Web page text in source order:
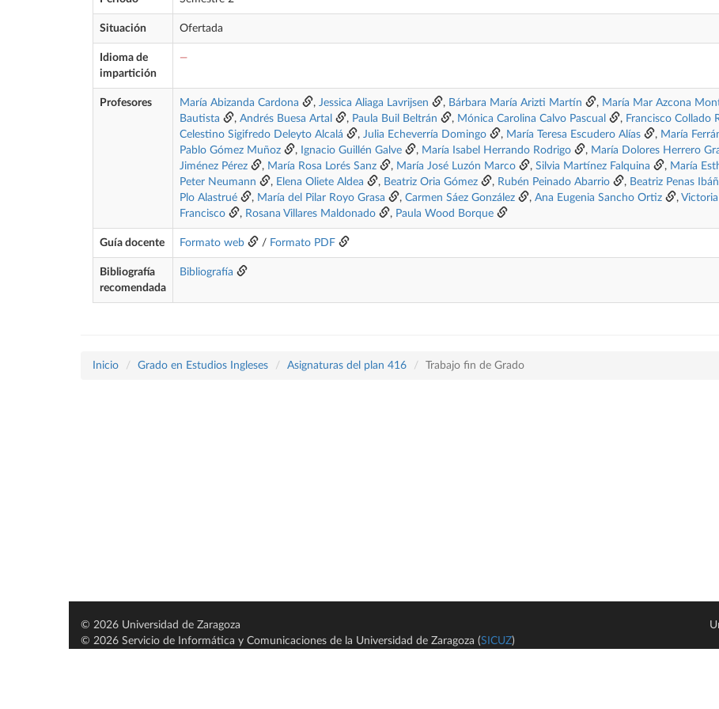
Situación Ofertada
Idioma de
impartición
—
Profesores María Abizanda Cardona , Jessica Aliaga Lavrijsen , Bárbara María Arizti Martín , María Mar Azcona
Bautista
, Andrés Buesa Artal , Paula Buil Beltrán , Mónica Carolina Calvo Pascual , Francisco Collado
Celestino Sigifredo Deleyto Alcalá
, Julia Echeverría Domingo , María Teresa Escudero Alías , María
Pablo Gómez Muñoz
, Ignacio Guillén Galve , María Isabel Herrando Rodrigo , María Dolores Herrero
Jiménez Pérez
, María Rosa Lorés Sanz , María José Luzón Marco , Silvia Martínez Falquina , María
Peter Neumann
, Elena Oliete Aldea , Beatriz Oria Gómez , Rubén Peinado Abarrio , Beatriz Penas
Plo Alastrué
, María del Pilar Royo Grasa , Carmen Sáez González , Ana Eugenia Sancho Ortiz ,
Francisco
, Rosana Villares Maldonado , Paula Wood Borque
Guía docente Formato web / Formato PDF
Bibliografía
recomendada
Bibliografía
Inicio Grado en Estudios Ingleses Asignaturas del plan 416 Trabajo fin de Grado
© 2026 Universidad de Zaragoza
© 2026 Servicio de Informática y Comunicaciones de la Universidad de Zaragoza (SICUZ)